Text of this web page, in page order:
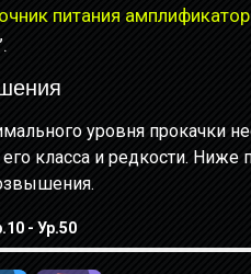
питания
уровня прокачки
его класса и редкости.
- Ур.50